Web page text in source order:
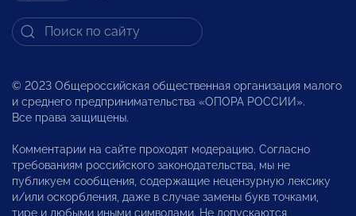
© 2023 Общероссийская общественная организация малого
и среднего предпринимательства «ОПОРА РОССИИ».
Все права защищены.
Комментарии на сайте проходят модерацию. Согласно
требованиям российского законодательства, мы не
публикуем сообщения, содержащие нецензурную лексику
и/или оскорбления, даже в случае замены букв точками,
тире и любыми иными символами. Не допускаются